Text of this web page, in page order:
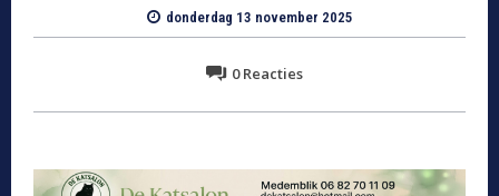
donderdag 13 november 2025
0Reacties